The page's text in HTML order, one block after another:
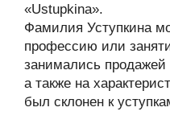
«Ustupkina».
Фамилия Уступкина
профессию или
занимались
а также на
был склонен к